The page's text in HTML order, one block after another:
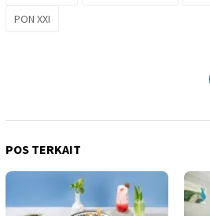
PON XXI
POS TERKAIT